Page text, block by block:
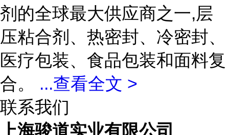
剂的全球最大供应商之一,层
压粘合剂、热密封、冷密封、
医疗包装、食品包装和面料复
合。 ...查看全文 >
联系我们
上海骏道实业有限公司